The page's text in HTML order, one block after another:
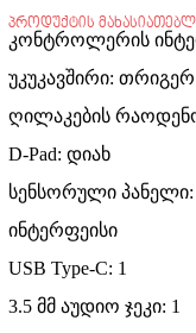
პროდუქტის
კონტროლერის
უკუკავშირი:
ღილაკების
D-Pad: დიახ
სენსორული პანელი:
ინტერფეისი
USB Type-C: 1
3.5 მმ აუდიო ჯეკი: 1